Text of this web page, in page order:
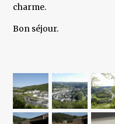
charme.
Bon séjour.